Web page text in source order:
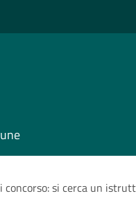
concorso: si cerca un